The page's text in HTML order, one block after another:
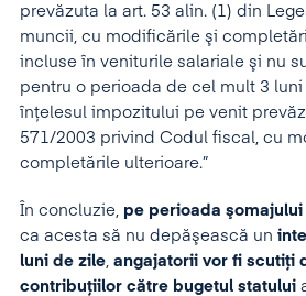
prevăzuta la art. 53 alin. (1) din
muncii, cu modificările şi
incluse în veniturile salariale şi nu
pentru o perioada de cel mult 3 luni
înţelesul impozitului pe venit
571/2003 privind Codul fiscal, cu
completările ulterioare.”
În concluzie, pe perioada şomajului
ca acesta să nu depăşească un
luni de zile, angajatorii vor fi scutiţi
contribuţiilor către bugetul statului